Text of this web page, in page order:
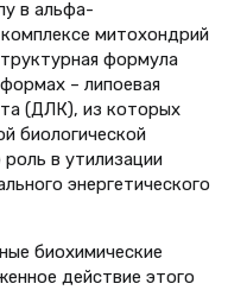
в альфа-
митохондрий
формула
– липоевая
(ДЛК), из которых
биологической
в утилизации
энергетического
биохимические
действие этого